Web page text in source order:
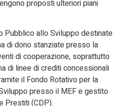
proposti ulteriori piani
Pubblico allo Sviluppo destinate
di dono stanziate presso la
di cooperazione, soprattutto
di linee di crediti concessionali
il Fondo Rotativo per la
presso il MEF e gestito
Prestiti (CDP).